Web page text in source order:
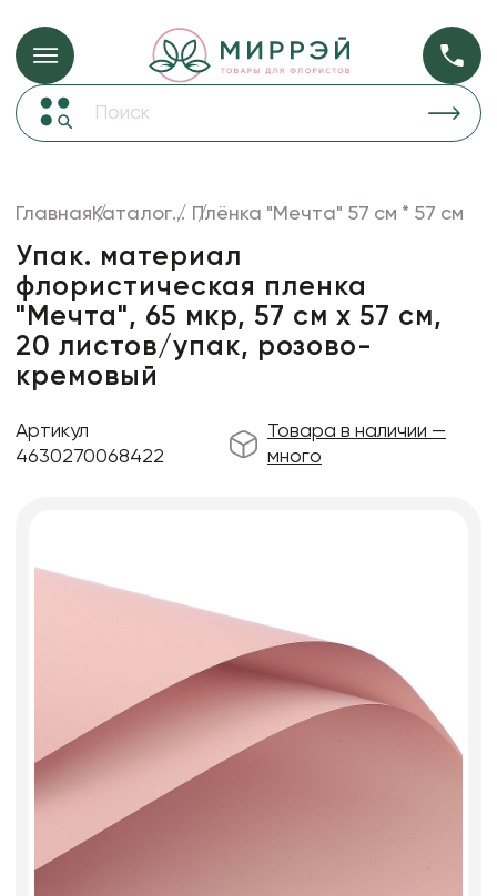
Упаковка для цветов и подарков Упаковка для
прозрачная
Лента
Товары для флористов
Пакеты для цветов и подарков
Искусственные цветы и растения
Декоративные вазы, кашпо
Игрушки мягкие
ГлавнаяКаталог... Плёнка "Мечта" 57 см * 57 см
Упак. материал
флористическая пленка
"Мечта", 65 мкр, 57 см х 57 см,
20 листов/упак, розово-
кремовый
Артикул
4630270068422
Товара в наличии —
много